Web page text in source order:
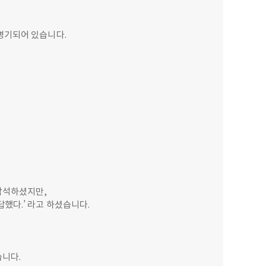
기되어 있습니다.
석하셨지만,
다.’ 라고 하셨습니다.
다.